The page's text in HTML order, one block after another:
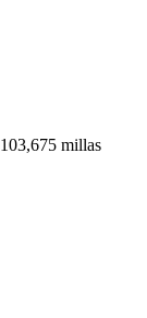
103,675 millas